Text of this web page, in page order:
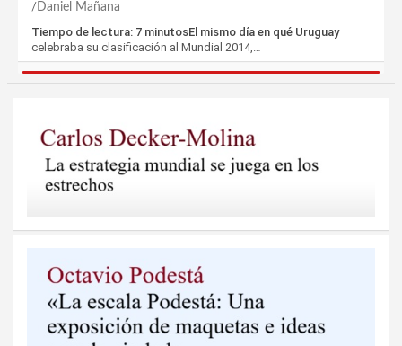
Daniel Mañana
Tiempo de lectura: 7 minutosEl mismo día en qué Uruguay
celebraba su clasificación al Mundial 2014,…